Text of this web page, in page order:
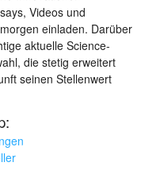
Videos und
einladen. Darüber
aktuelle Science-
die stetig erweitert
seinen Stellenwert